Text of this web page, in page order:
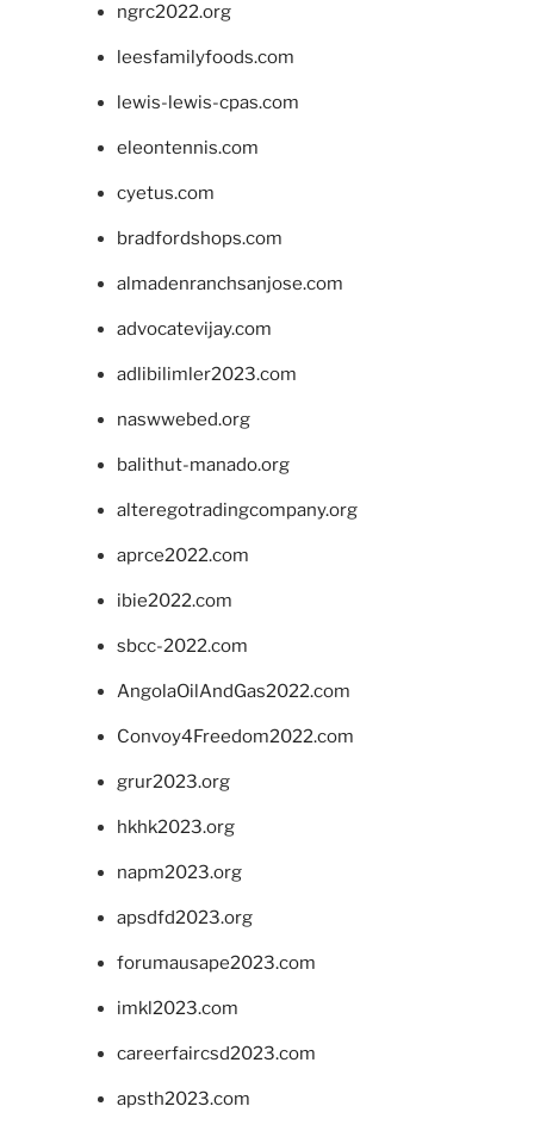
ngrc2022.org
leesfamilyfoods.com
lewis-lewis-cpas.com
eleontennis.com
cyetus.com
bradfordshops.com
almadenranchsanjose.com
advocatevijay.com
adlibilimler2023.com
naswwebed.org
balithut-manado.org
alteregotradingcompany.org
aprce2022.com
ibie2022.com
sbcc-2022.com
AngolaOilAndGas2022.com
Convoy4Freedom2022.com
grur2023.org
hkhk2023.org
napm2023.org
apsdfd2023.org
forumausape2023.com
imkl2023.com
careerfaircsd2023.com
apsth2023.com